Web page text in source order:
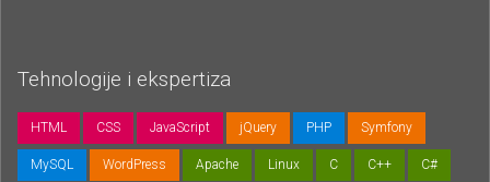
Tehnologije i ekspertiza
HTML CSS JavaScript jQuery PHP Symfony
MySQL WordPress Apache Linux C C++ C#